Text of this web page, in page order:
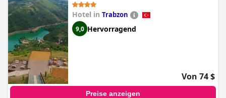
Hotel in Trabzon
9,0 Hervorragend
Von 74 $
Preise anzeigen